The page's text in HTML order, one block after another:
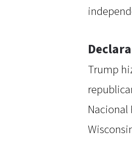
Trump
Nacional